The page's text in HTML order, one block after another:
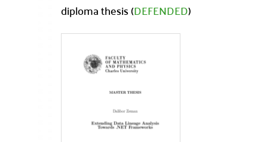
diploma thesis (DEFENDED)